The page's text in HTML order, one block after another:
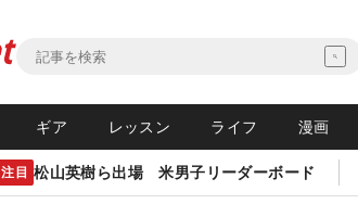
ギア レッスン ライフ 漫画
注目 松山英樹ら出場 米男子リーダーボード